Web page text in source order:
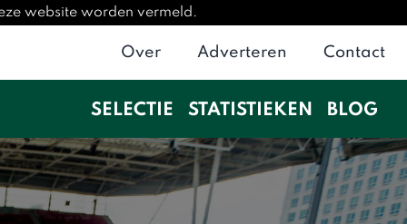
website worden vermeld.
Over Adverteren Contact
SELECTIE STATISTIEKEN BLOG